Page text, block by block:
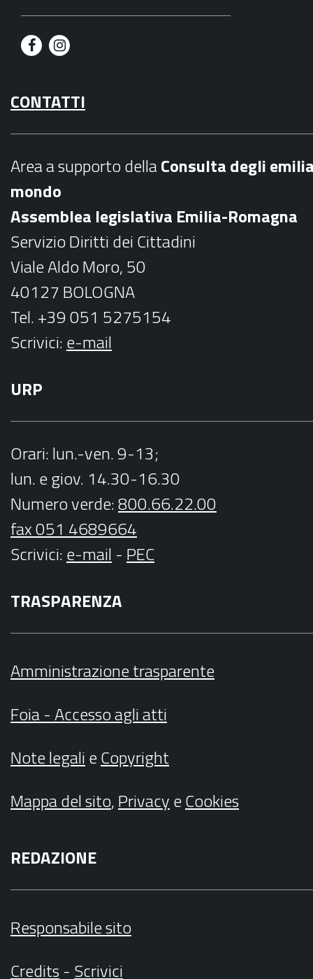
F
c
e
o
k
I
s
t
r
a
m
CONTATTI
Area a supporto dellaConsulta degli
mondo
Assemblea legislativa Emilia-Romagna
Servizio Diritti dei Cittadini
Viale Aldo Moro, 50
40127 BOLOGNA
Tel. +39 051 5275154
Scrivici:e-mail
URP
Orari: lun.-ven. 9-13;
lun. e giov. 14.30-16.30
Numero verde:800.66.22.00
fax 051 4689664
Scrivici:e-mail - PEC
TRASPARENZA
Amministrazione trasparente
Foia - Accesso agli atti
Note legalieCopyright
Mappa del sito,PrivacyeCookies
REDAZIONE
Responsabile sito
Credits- Scrivici